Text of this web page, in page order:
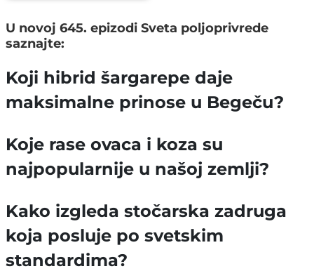
U novoj 645. epizodi Sveta poljoprivrede
saznajte:
Koji hibrid šargarepe daje
maksimalne prinose u Begeču?
Koje rase ovaca i koza su
najpopularnije u našoj zemlji?
Kako izgleda stočarska zadruga
koja posluje po svetskim
standardima?